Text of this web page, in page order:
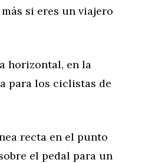
si eres un viajero
horizontal, en la
para los ciclistas de
recta en el punto
el pedal para un